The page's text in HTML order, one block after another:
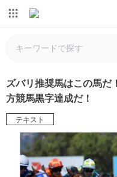
ズバリ推奨馬はこの馬だ
方競馬黒字達成だ！
テキスト